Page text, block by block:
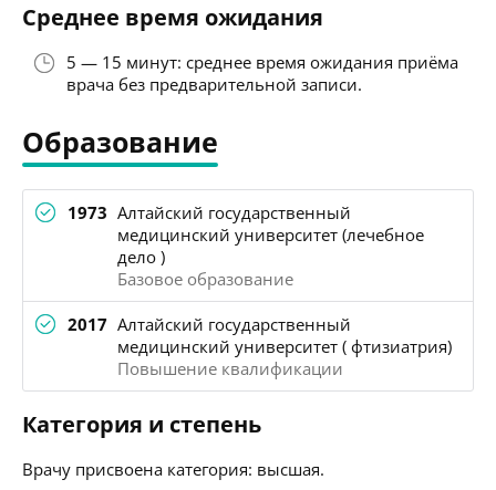
Среднее время ожидания
5 — 15 минут: среднее время ожидания приёма
врача без предварительной записи.
Образование
1973 Алтайский государственный
медицинский университет (лечебное
дело )
Базовое образование
2017 Алтайский государственный
медицинский университет ( фтизиатрия)
Повышение квалификации
Категория и степень
Врачу присвоена категория: высшая.